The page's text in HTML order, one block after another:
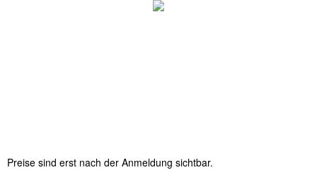
Preise sind erst nach der Anmeldung sichtbar.